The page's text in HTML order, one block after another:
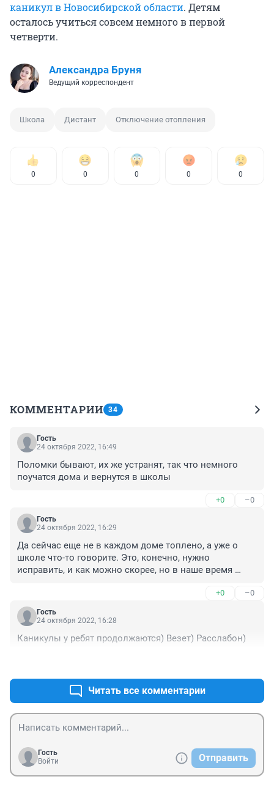
каникул в Новосибирской области. Детям
осталось учиться совсем немного в первой
четверти.
Александра Бруня
Ведущий корреспондент
Школа Дистант Отключение отопления
0 0 0 0 0
КОММЕНТАРИИ 34
Гость
24 октября 2022, 16:49
Поломки бывают, их же устранят, так что немного
поучатся дома и вернутся в школы
+0 –0
Гость
24 октября 2022, 16:29
Да сейчас еще не в каждом доме топлено, а уже о
школе что-то говорите. Это, конечно, нужно
исправить, и как можно скорее, но в наше время
+0 –0
Гость
24 октября 2022, 16:28
Каникулы у ребят продолжаются) Везет) Расслабон)
Читать все комментарии
Гость
Войти
Отправить